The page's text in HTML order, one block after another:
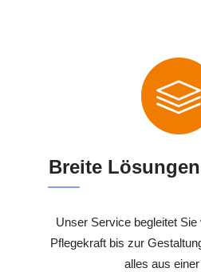
Breite
Unser Service begleitet
Pflegekraft bis zur
alles aus